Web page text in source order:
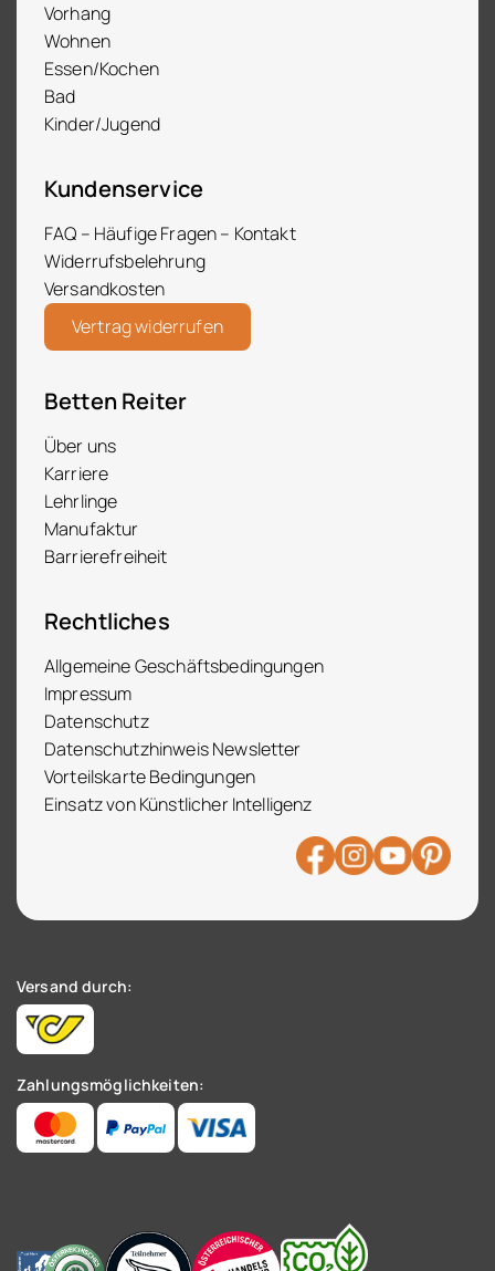
Vorhang
Wohnen
Essen/Kochen
Bad
Kinder/Jugend
Kundenservice
FAQ – Häufige Fragen – Kontakt
Widerrufsbelehrung
Versandkosten
Vertrag widerrufen
Betten Reiter
Über uns
Karriere
Lehrlinge
Manufaktur
Barrierefreiheit
Rechtliches
Allgemeine Geschäftsbedingungen
Impressum
Datenschutz
Datenschutzhinweis Newsletter
Vorteilskarte Bedingungen
Einsatz von Künstlicher Intelligenz
Versand durch:
Zahlungsmöglichkeiten: